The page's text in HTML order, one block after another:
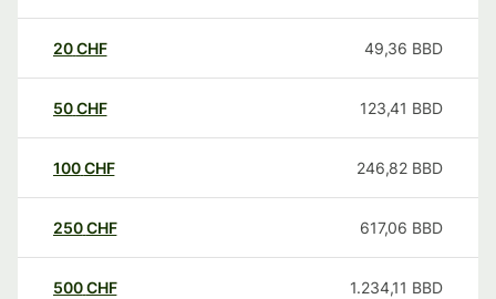
20CHF 49,36 BBD
50CHF 123,41 BBD
100CHF 246,82 BBD
250CHF 617,06 BBD
500CHF 1.234,11 BBD